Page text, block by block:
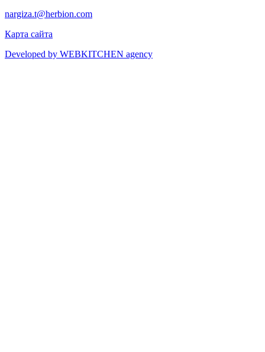
nargiza.t@herbion.com
Карта сайта
Developed by WEBKITCHEN agency